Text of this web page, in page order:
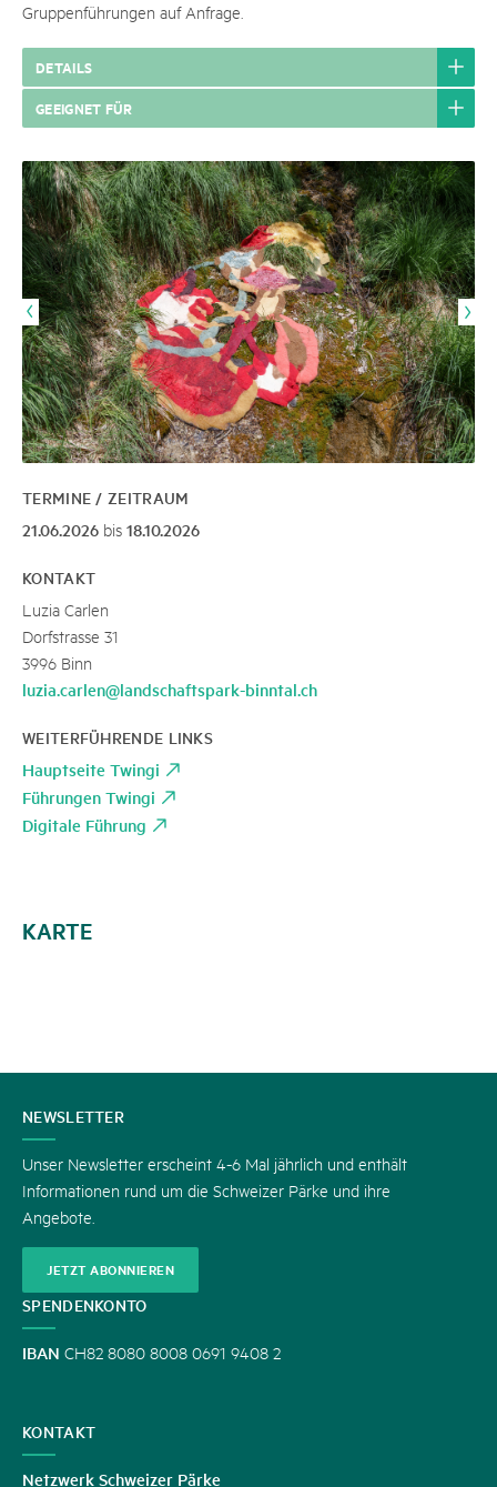
Gruppenführungen auf Anfrage.
DETAILS
GEEIGNET FÜR
TERMINE / ZEITRAUM
21.06.2026 bis 18.10.2026
KONTAKT
Luzia Carlen
Dorfstrasse 31
3996 Binn
luzia.carlen@landschaftspark-binntal.ch
WEITERFÜHRENDE LINKS
Hauptseite Twingi
Führungen Twingi
Digitale Führung
KARTE
KONTAKT
NEWSLETTER
Unser Newsletter erscheint 4-6 Mal jährlich und enthält
Informationen rund um die Schweizer Pärke und ihre
Angebote.
JETZT ABONNIEREN
SPENDENKONTO
IBAN CH82 8080 8008 0691 9408 2
KONTAKT
Netzwerk Schweizer Pärke